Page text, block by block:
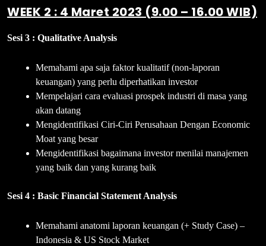
WEEK 2 : 4 Maret 2023 (9.00 – 16.00 WIB)
Sesi 3 : Qualitative Analysis
Memahami apa saja faktor kualitatif (non-laporan
keuangan) yang perlu diperhatikan investor
Mempelajari cara evaluasi prospek industri di masa yang
akan datang
Mengidentifikasi Ciri-Ciri Perusahaan Dengan Economic
Moat yang besar
Mengidentifikasi bagaimana investor menilai manajemen
yang baik dan yang kurang baik
Sesi 4 : Basic Financial Statement Analysis
Memahami anatomi laporan keuangan (+ Study Case) –
Indonesia & US Stock Market